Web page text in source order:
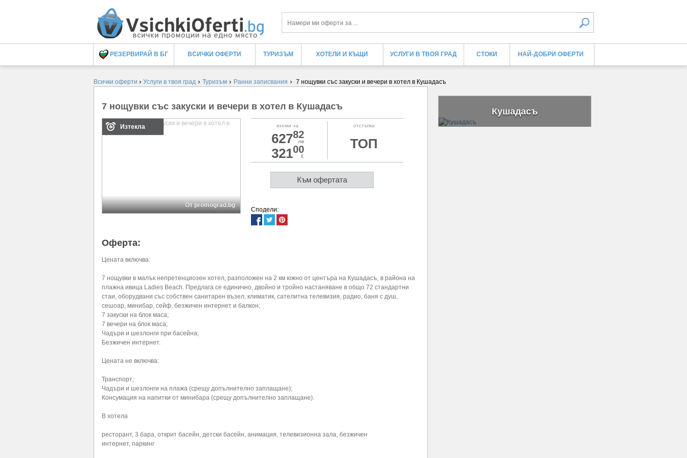
Търси
РЕЗЕРВИРАЙ В БГ ВСИЧКИ ОФЕРТИ ТУРИЗЪМ ХОТЕЛИ И КЪЩИ УСЛУГИ В ТВОЯ ГРАД СТОКИ НАЙ-ДОБРИ ОФЕРТИ
Всички оферти › Услуги в твоя град › Туризъм › Ранни записвания › 7 нощувки със закуски и вечери в хотел в Кушадасъ
7 нощувки със закуски и вечери в хотел в Кушадасъ
Изтекла
От promograd.bg
вземи за
62782
лв
32100
€
отстъпка
ТОП
Към офертата
Сподели:
Оферта:
Цената включва:
7 нощувки в малък непретенциозен хотел, разположен на 2 км южно от центъра на Кушадасъ, в района на
плажна ивица Ladies Beach. Предлага се единично, двойно и тройно настаняване в общо 72 стандартни
стаи, оборудвани със собствен санитарен възел, климатик, сателитна телевизия, радио, баня с душ,
сешоар, минибар, сейф, безжичен интернет и балкон;
7 закуски на блок маса;
7 вечери на блок маса;
Чадъри и шезлонги при басейна;
Безжичен интернет.
Цената не включва:
Транспорт;
Чадъри и шезлонги на плажа (срещу допълнително заплащане);
Консумация на напитки от минибара (срещу допълнително заплащане).
В хотела
ресторант, 3 бара, открит басейн, детски басейн, анимация, телевизионна зала, безжичен
интернет, паркинг
Кушадасъ